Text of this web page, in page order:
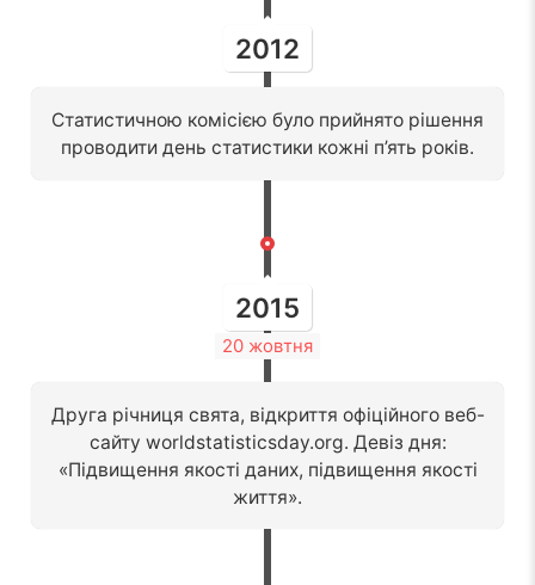
2012
Статистичною комісією було прийнято рішення
проводити день статистики кожні п’ять років.
2015
20 жовтня
Друга річниця свята, відкриття офіційного веб-
сайту worldstatisticsday.org. Девіз дня:
«Підвищення якості даних, підвищення якості
життя».